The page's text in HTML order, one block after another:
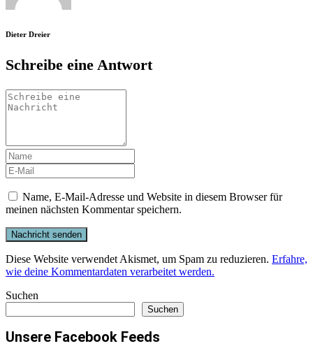
Dieter Dreier
Schreibe eine Antwort
Name, E-Mail-Adresse und Website in diesem Browser für
meinen nächsten Kommentar speichern.
Diese Website verwendet Akismet, um Spam zu reduzieren. Erfahre,
wie deine Kommentardaten verarbeitet werden.
Suchen
Suchen
Unsere Facebook Feeds